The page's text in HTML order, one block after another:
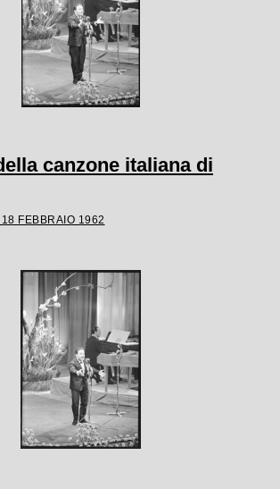
canzone italiana di
FEBBRAIO 1962